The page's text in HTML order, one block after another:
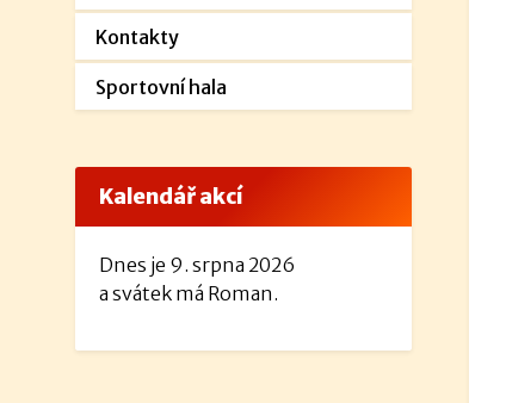
Kontakty
Sportovní hala
Kalendář akcí
Dnes je 9. srpna 2026
a svátek má Roman.